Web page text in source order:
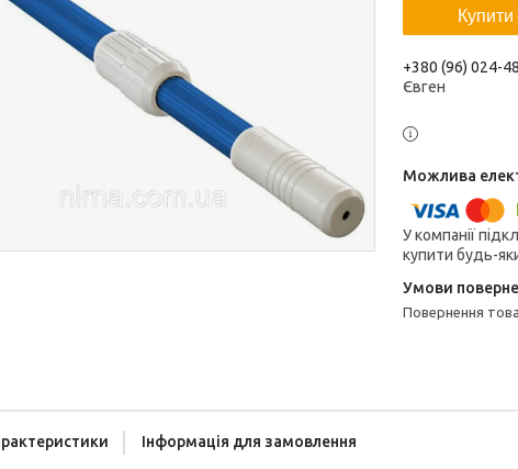
Купити
+380 (96) 024-
Євген
У компанії
купити будь-
повернення
Інформація для замовлення